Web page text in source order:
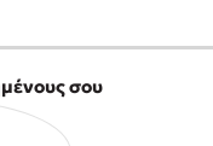
σου